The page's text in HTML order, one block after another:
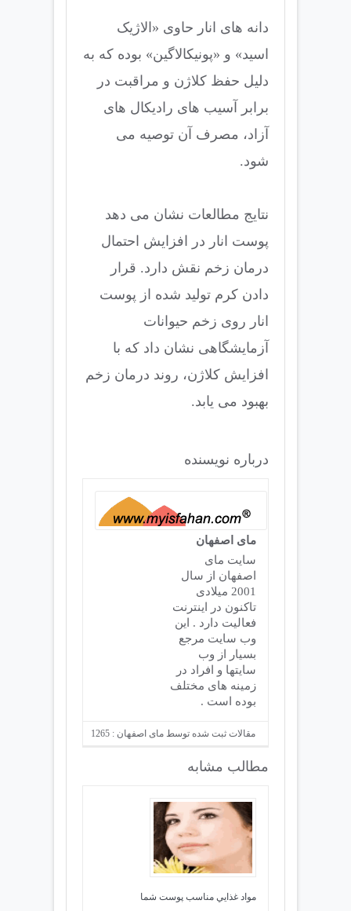
دانه های انار حاوی «الاژیک
اسید» و «پونیکالاگین» بوده که به
دلیل حفظ کلاژن و مراقبت در
برابر آسیب های رادیکال های
آزاد، مصرف آن توصیه می
شود.
نتایج مطالعات نشان می دهد
پوست انار در افزایش احتمال
درمان زخم نقش دارد. قرار
دادن کرم تولید شده از پوست
انار روی زخم حیوانات
آزمایشگاهی نشان داد که با
افزایش کلاژن، روند درمان زخم
بهبود می یابد.
درباره نویسنده
مای اصفهان
سایت مای
اصفهان از سال
2001 میلادی
تاکنون در اینترنت
فعالیت دارد . این
وب سایت مرجع
بسیار از وب
سایتها و افراد در
زمینه های مختلف
بوده است .
مقالات ثبت شده توسط مای اصفهان : 1265
مطالب مشابه
مواد غذايي مناسب پوست شما